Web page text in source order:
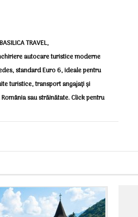
TRAVEL,
autocare turistice moderne
standard Euro 6, ideale pentru
turistice, transport angajați și
sau străinătate. Click pentru